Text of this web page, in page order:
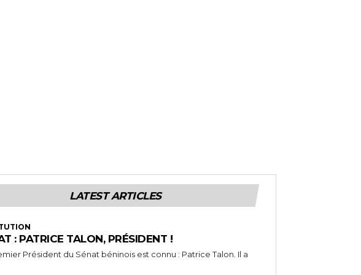
LATEST ARTICLES
: PATRICE TALON, PRÉSIDENT !
Président du Sénat béninois est connu : Patrice Talon. Il a